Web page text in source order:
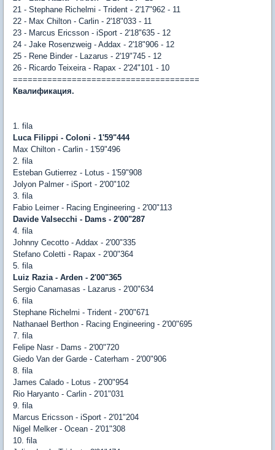
21 - Stephane Richelmi - Trident - 2'17"962 - 11
22 - Max Chilton - Carlin - 2'18"033 - 11
23 - Marcus Ericsson - iSport - 2'18"635 - 12
24 - Jake Rosenzweig - Addax - 2'18"906 - 12
25 - Rene Binder - Lazarus - 2'19"745 - 12
26 - Ricardo Teixeira - Rapax - 2'24"101 - 10
======================================
Квалификация.
1. fila
Luca Filippi - Coloni - 1'59"444
Max Chilton - Carlin - 1'59"496
2. fila
Esteban Gutierrez - Lotus - 1'59"908
Jolyon Palmer - iSport - 2'00"102
3. fila
Fabio Leimer - Racing Engineering - 2'00"113
Davide Valsecchi - Dams - 2'00"287
4. fila
Johnny Cecotto - Addax - 2'00"335
Stefano Coletti - Rapax - 2'00"364
5. fila
Luiz Razia - Arden - 2'00"365
Sergio Canamasas - Lazarus - 2'00"634
6. fila
Stephane Richelmi - Trident - 2'00"671
Nathanael Berthon - Racing Engineering - 2'00"695
7. fila
Felipe Nasr - Dams - 2'00"720
Giedo Van der Garde - Caterham - 2'00"906
8. fila
James Calado - Lotus - 2'00"954
Rio Haryanto - Carlin - 2'01"031
9. fila
Marcus Ericsson - iSport - 2'01"204
Nigel Melker - Ocean - 2'01"308
10. fila